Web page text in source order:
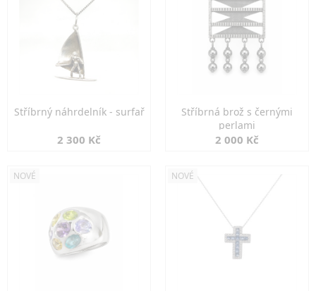
Stříbrný náhrdelník - surfař
2 300 Kč
Stříbrná brož s černými
perlami
2 000 Kč
NOVÉ NOVÉ